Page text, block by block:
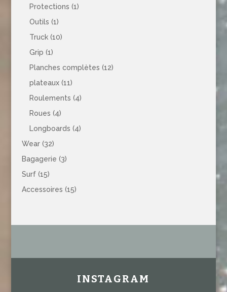
Protections (1)
Outils (1)
Truck (10)
Grip (1)
Planches complètes (12)
plateaux (11)
Roulements (4)
Roues (4)
Longboards (4)
Wear (32)
Bagagerie (3)
Surf (15)
Accessoires (15)
INSTAGRAM